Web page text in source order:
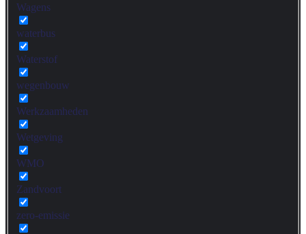
Wagens
waterbus
Waterstof
wegenbouw
Werkzaamheden
Wetgeving
WMO
Zandvoort
zero-emissie